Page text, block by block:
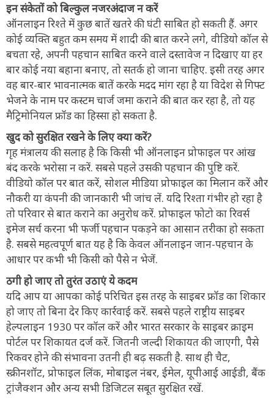
इन संकेतों को बिल्कुल नजरअंदाज न करें
ऑनलाइन रिश्ते में कुछ बातें खतरे की घंटी साबित हो सकती हैं. अगर
कोई व्यक्ति बहुत कम समय में शादी की बात करने लगे, वीडियो कॉल से
बचता रहे, अपनी पहचान साबित करने वाले दस्तावेज न दिखाए या हर
बार कोई नया बहाना बनाए, तो सतर्क हो जाना चाहिए. इसी तरह अगर
वह बार-बार भावनात्मक बातें करके मदद मांग रहा है या विदेश से गिफ्ट
भेजने के नाम पर कस्टम चार्ज जमा कराने की बात कर रहा है, तो यह
मैट्रिमोनियल फ्रॉड का हिस्सा हो सकता है.
खुद को सुरक्षित रखने के लिए क्या करें?
गृह मंत्रालय की सलाह है कि किसी भी ऑनलाइन प्रोफाइल पर आंख
बंद करके भरोसा न करें. सबसे पहले उसकी पहचान की पुष्टि करें.
वीडियो कॉल पर बात करें, सोशल मीडिया प्रोफाइल का मिलान करें और
नौकरी या कंपनी की जानकारी भी जांच लें. यदि रिश्ता गंभीर हो रहा है
तो परिवार से बात कराने का अनुरोध करें. प्रोफाइल फोटो का रिवर्स
इमेज सर्च करना भी फर्जी पहचान पकड़ने का आसान तरीका हो सकता
है. सबसे महत्वपूर्ण बात यह है कि केवल ऑनलाइन जान-पहचान के
आधार पर कभी भी किसी को पैसे न भेजें.
ठगी हो जाए तो तुरंत उठाएं ये कदम
यदि आप या आपका कोई परिचित इस तरह के साइबर फ्रॉड का शिकार
हो जाए तो बिना देर किए कार्रवाई करें. सबसे पहले राष्ट्रीय साइबर
हेल्पलाइन 1930 पर कॉल करें और भारत सरकार के साइबर क्राइम
पोर्टल पर शिकायत दर्ज करें. जितनी जल्दी शिकायत की जाएगी, पैसे
रिकवर होने की संभावना उतनी ही बढ़ सकती है. साथ ही चैट,
स्क्रीनशॉट, प्रोफाइल लिंक, मोबाइल नंबर, ईमेल, यूपीआई आईडी, बैंक
ट्रांजैक्शन और अन्य सभी डिजिटल सबूत सुरक्षित रखें.